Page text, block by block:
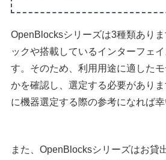
OpenBlocksシリーズは3種類あり
ックや搭載しているインターフェ
す。そのため、利用用途に適した
かを確認し、選定する必要があり
に機器選定する際の参考になれば幸
また、OpenBlocksシリーズはお貸